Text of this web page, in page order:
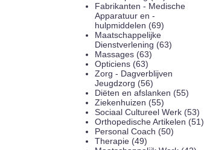
Fabrikanten - Medische
Apparatuur en -
hulpmiddelen (69)
Maatschappelijke
Dienstverlening (63)
Massages (63)
Opticiens (63)
Zorg - Dagverblijven
Jeugdzorg (56)
Diëten en afslanken (55)
Ziekenhuizen (55)
Sociaal Cultureel Werk (53)
Orthopedische Artikelen (51)
Personal Coach (50)
Therapie (49)